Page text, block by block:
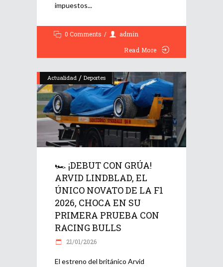
impuestos
0 Comments
admin
Read More
Actualidad / Deportes
🏎️ ¡DEBUT CON GRÚA!
ARVID LINDBLAD, EL
ÚNICO NOVATO DE LA F1
2026, CHOCA EN SU
PRIMERA PRUEBA CON
RACING BULLS
21/01/2026
El estreno del británico Arvid